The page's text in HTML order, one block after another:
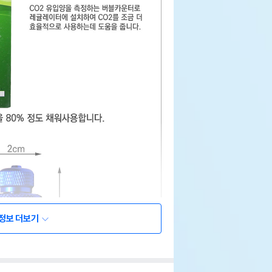
보 더보기